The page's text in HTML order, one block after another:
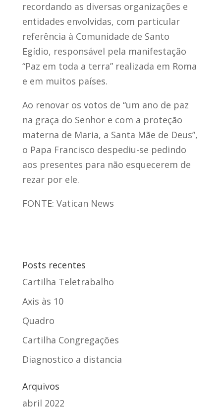
recordando as diversas organizações e
entidades envolvidas, com particular
referência à Comunidade de Santo
Egídio, responsável pela manifestação
“Paz em toda a terra” realizada em Roma
e em muitos países.
Ao renovar os votos de “um ano de paz
na graça do Senhor e com a proteção
materna de Maria, a Santa Mãe de Deus”,
o Papa Francisco despediu-se pedindo
aos presentes para não esquecerem de
rezar por ele.
FONTE: Vatican News
Posts recentes
Cartilha Teletrabalho
Axis às 10
Quadro
Cartilha Congregações
Diagnostico a distancia
Arquivos
abril 2022